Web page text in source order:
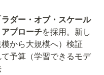
ラダー・オブ・スケール
プローチを採用。新し
から大規模へ）検証
予算（学習できるモデ